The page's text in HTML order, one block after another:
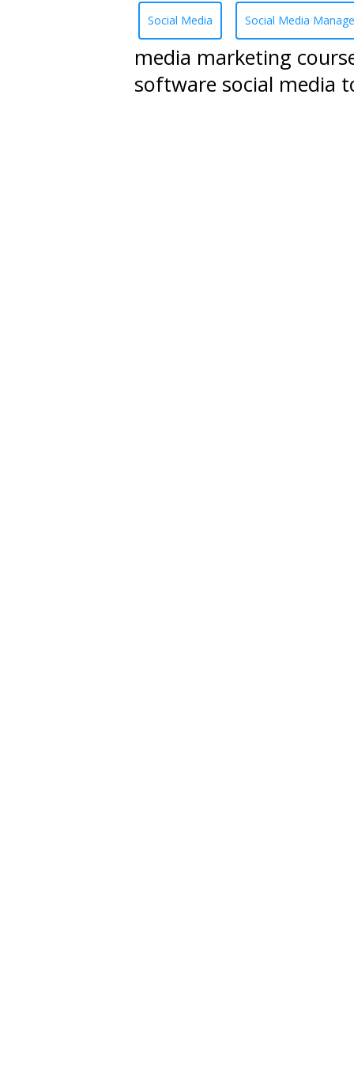
Social Media Social Media
media marketing
software social media